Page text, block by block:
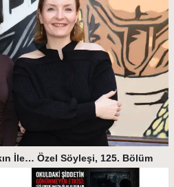
İle… Özel Söyleşi, 125. Bölüm